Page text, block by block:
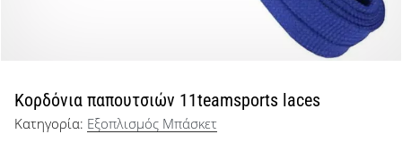
μπάσκετ
όπως
εμείς;
Κορδόνια παπουτσιών 11teamsports laces
Κατηγορία: Εξοπλισμός Μπάσκετ